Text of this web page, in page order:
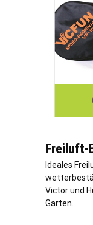
Freiluft-
Ideales
Victor und
Garten.